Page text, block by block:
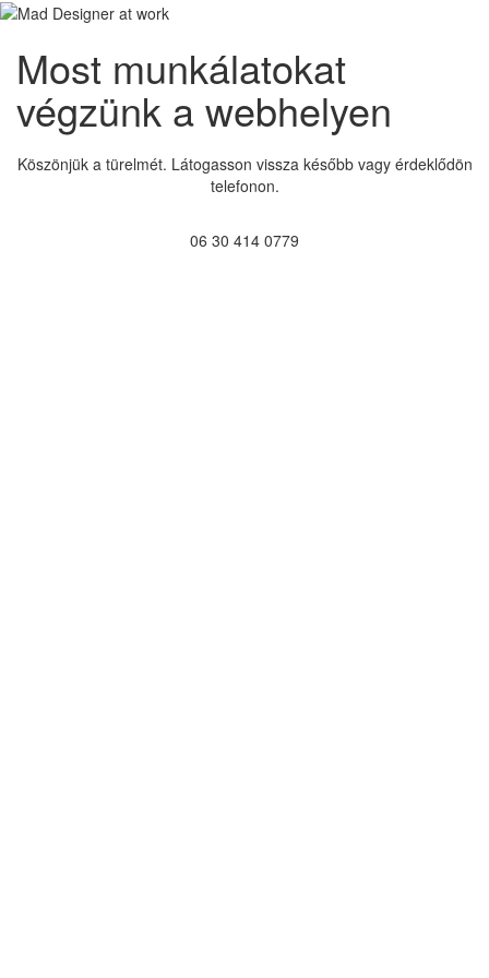
Most munkálatokat
végzünk a webhelyen
Köszönjük a türelmét. Látogasson vissza később vagy érdeklődön
telefonon.
06 30 414 0779